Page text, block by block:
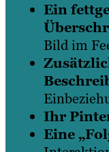
Ein
Bild im
Ihr
Eine